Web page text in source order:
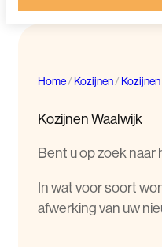
Home/ Kozijnen/
Kozijnen Waalwijk
Bent u op zoek naar
In wat voor soort
afwerking van uw